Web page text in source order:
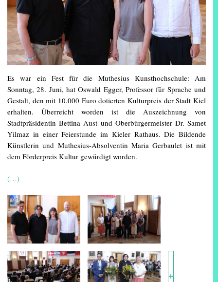
Es war ein Fest für die Muthesius Kunsthochschule: Am
Sonntag, 28. Juni, hat Oswald Egger, Professor für Sprache und
Gestalt, den mit 10.000 Euro dotierten Kulturpreis der Stadt Kiel
erhalten. Überreicht worden ist die Auszeichnung von
Stadtpräsidentin Bettina Aust und Oberbürgermeister Dr. Samet
Yilmaz in einer Feierstunde im Kieler Rathaus. Die Bildende
Künstlerin und Muthesius-Absolventin Maria Gerbaulet ist mit
dem Förderpreis Kultur gewürdigt worden.
(…)
+